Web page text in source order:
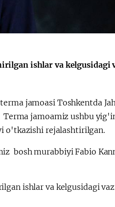
ishlar va kelgusidagi
jamoasi Toshkentda
Terma jamoamiz ushbu
o'tkazishi rejalashtirilgan.
bosh murabbiyi Fabio
ishlar va kelgusidagi